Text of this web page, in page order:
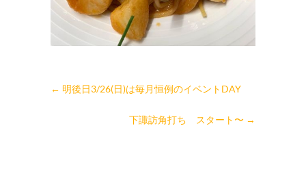
← 明後日3/26(日)は毎月恒例のイベントDAY
下諏訪角打ち スタート〜 →